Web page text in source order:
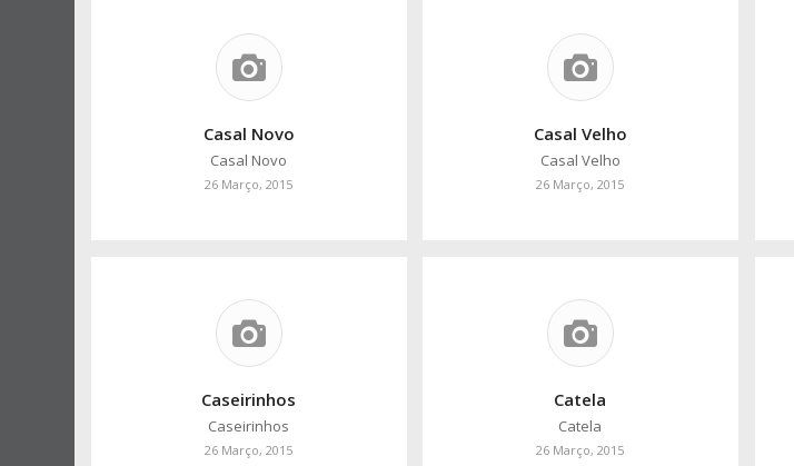
Casal Novo
Casal Novo
26 Março, 2015
Casal Velho
Casal Velho
26 Março, 2015
Caseirinhos
Caseirinhos
26 Março, 2015
Catela
Catela
26 Março, 2015